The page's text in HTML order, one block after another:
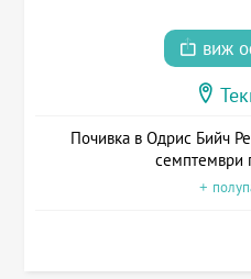
виж
Почивка в Одрис Бийч
семптември
+